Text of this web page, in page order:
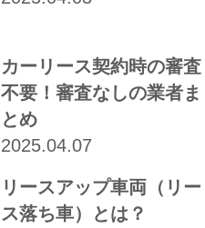
カーリース契約時の審査
不要！審査なしの業者ま
とめ
2025.04.07
リースアップ車両（リー
ス落ち車）とは？